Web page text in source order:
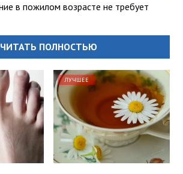
в пожилом возрасте не требует
ЧИТАТЬ ПОЛНОСТЬЮ
ЛУЧШЕЕ